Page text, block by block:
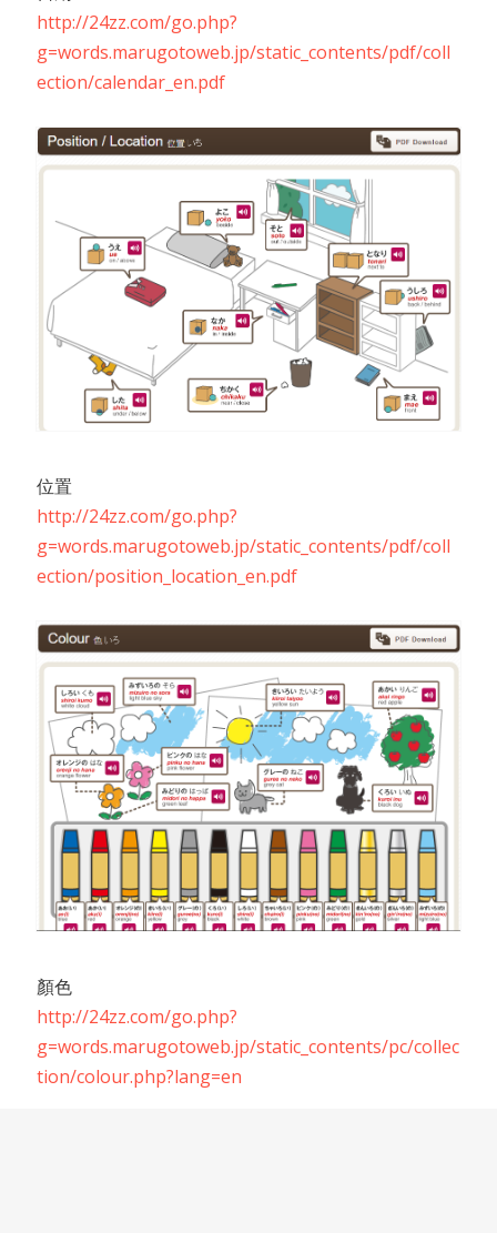
http://24zz.com/go.php?
g=words.marugotoweb.jp/static_contents/pdf/coll
ection/calendar_en.pdf
位置
http://24zz.com/go.php?
g=words.marugotoweb.jp/static_contents/pdf/coll
ection/position_location_en.pdf
顏色
http://24zz.com/go.php?
g=words.marugotoweb.jp/static_contents/pc/collec
tion/colour.php?lang=en